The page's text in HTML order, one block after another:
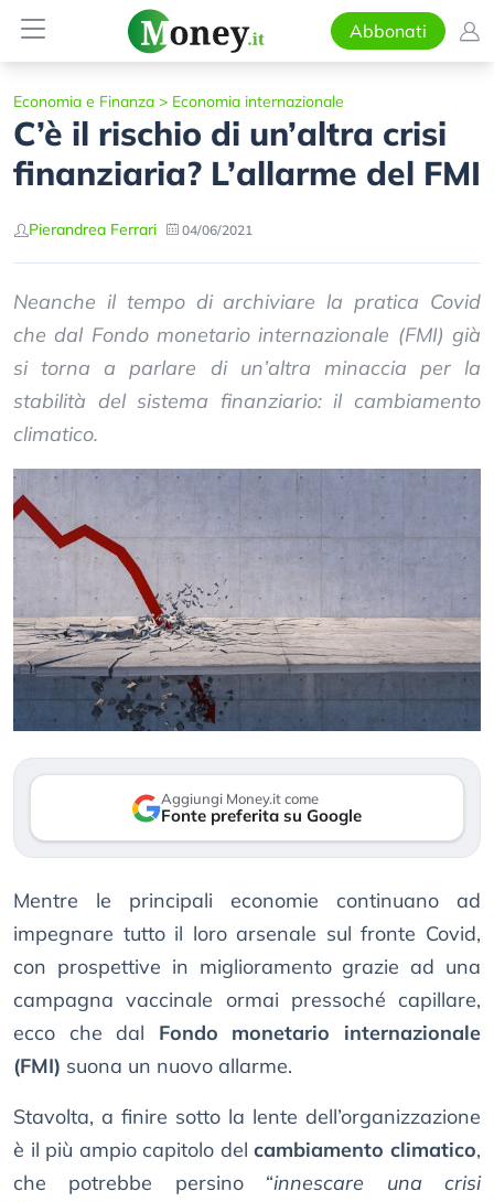
Abbonati
Economia e Finanza > Economia internazionale
C’è il rischio di un’altra crisi
finanziaria? L’allarme del FMI
Pierandrea Ferrari 04/06/2021
Neanche il tempo di archiviare la pratica Covid
che dal Fondo monetario internazionale (FMI) già
si torna a parlare di un’altra minaccia per la
stabilità del sistema finanziario: il cambiamento
climatico.
Aggiungi Money.it come
Fonte preferita su Google
Mentre le principali economie continuano ad
impegnare tutto il loro arsenale sul fronte Covid,
con prospettive in miglioramento grazie ad una
campagna vaccinale ormai pressoché capillare,
ecco che dal Fondo monetario internazionale
(FMI) suona un nuovo allarme.
Stavolta, a finire sotto la lente dell’organizzazione
è il più ampio capitolo delcambiamento climatico,
che potrebbe persino “innescare una crisi